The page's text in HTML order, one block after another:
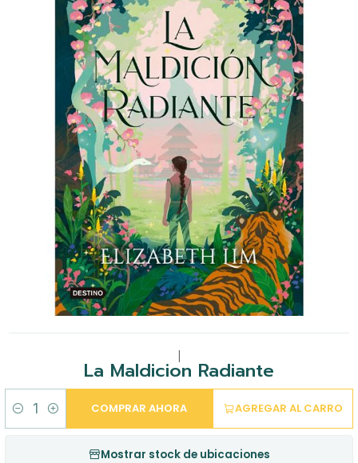
La Maldicion Radiante
Cantidad
AGREGAR AL CARRO
COMPRAR AHORA
Mostrar stock de ubicaciones